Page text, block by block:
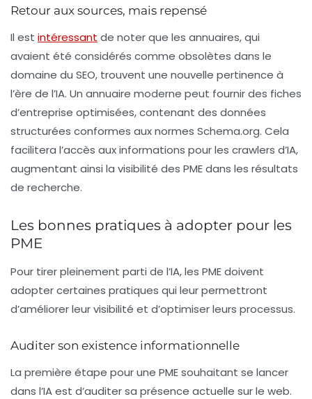
Retour aux sources, mais repensé
Il est intéressant de noter que les annuaires, qui
avaient été considérés comme obsolètes dans le
domaine du SEO, trouvent une nouvelle pertinence à
l’ère de l’IA. Un annuaire moderne peut fournir des fiches
d’entreprise optimisées, contenant des données
structurées conformes aux normes Schema.org. Cela
facilitera l’accès aux informations pour les crawlers d’IA,
augmentant ainsi la visibilité des PMEdans les résultats
de recherche.
Les bonnes pratiques à adopter pour les
PME
Pour tirer pleinement parti de l’IA, les PMEdoivent
adopter certaines pratiques qui leur permettront
d’améliorer leur visibilité et d’optimiser leurs processus.
Auditer son existence informationnelle
La première étape pour une PME souhaitant se lancer
dans l’IA est d’auditer sa présence actuelle sur le web.